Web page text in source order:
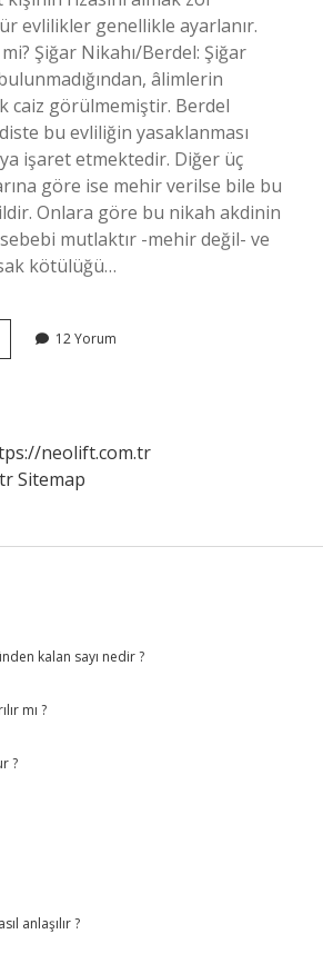
evlilikler genellikle ayarlanır.
Şiğar Nikahı/Berdel: Şiğar
âlimlerin
caiz görülmemiştir. Berdel
bu evliliğin yasaklanması
işaret etmektedir. Diğer üç
göre ise mehir verilse bile bu
Onlara göre bu nikah akdinin
mutlaktır -mehir değil- ve
kötülüğü…
12 Yorum
neolift.com.tr
Sitemap
kalan sayı nedir ?
mı ?
?
anlaşılır ?